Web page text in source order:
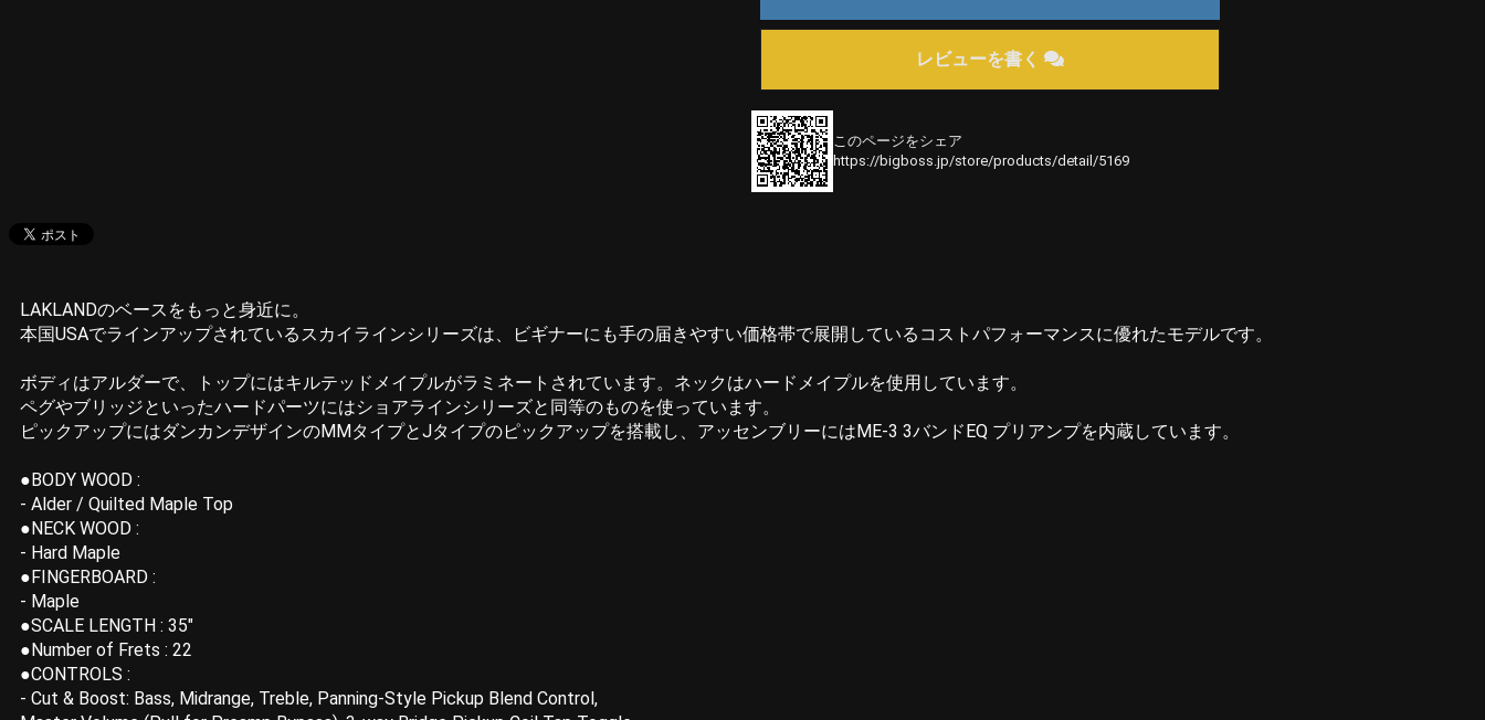
レビューを書く
このページをシェア
https://bigboss.jp/store/products/detail/5169
LAKLANDのベースをもっと身近に。
本国USAでラインアップされているスカイラインシリーズは、ビギナーにも手の届きやすい価格帯で展開しているコストパフォーマンスに優れたモデルです。
ボディはアルダーで、トップにはキルテッドメイプルがラミネートされています。ネックはハードメイプルを使用しています。
ペグやブリッジといったハードパーツにはショアラインシリーズと同等のものを使っています。
ピックアップにはダンカンデザインのMMタイプとJタイプのピックアップを搭載し、アッセンブリーにはME-3 3バンドEQ プリアンプを内蔵しています。
●BODY WOOD :
- Alder / Quilted Maple Top
●NECK WOOD :
- Hard Maple
●FINGERBOARD :
- Maple
●SCALE LENGTH : 35"
●Number of Frets : 22
●CONTROLS :
- Cut & Boost: Bass, Midrange, Treble, Panning-Style Pickup Blend Control,